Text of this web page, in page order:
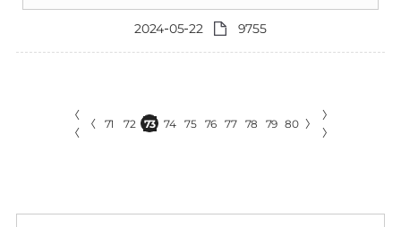
2024-05-22 9755
〈
〈
〈 71 72 73 74 75 76 77 78 79 80 〉
〉
〉